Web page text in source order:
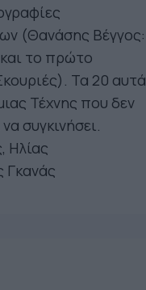
(Θανάσης Βέγγος:
το πρώτο
Τα 20 αυτά
Τέχνης που δεν
συγκινήσει.
Ηλίας
Γκανάς